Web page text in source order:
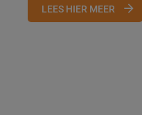
LEES HIER MEER